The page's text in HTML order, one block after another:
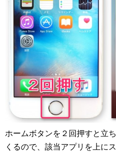
ホームボタンを２回押すと立
くるので、該当アプリを上に